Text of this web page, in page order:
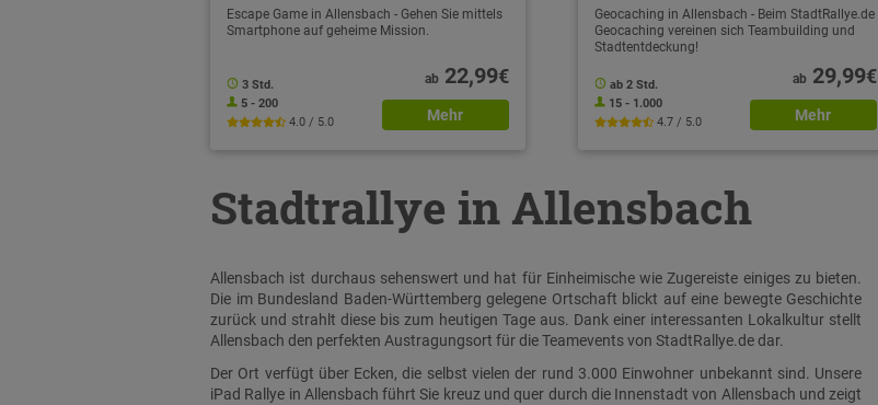
Escape Game in Allensbach - Gehen Sie mittels
Smartphone auf geheime Mission.
3 Std.
5 - 200
4.0 / 5.0
ab22,99€
Mehr
Geocaching in Allensbach - Beim StadtRallye.de
Geocaching vereinen sich Teambuilding und
Stadtentdeckung!
ab 2 Std.
15 - 1.000
4.7 / 5.0
ab29,99€
Mehr
Stadtrallye in Allensbach
Allensbach ist durchaus sehenswert und hat für Einheimische wie Zugereiste einiges zu bieten.
Die im Bundesland Baden-Württemberg gelegene Ortschaft blickt auf eine bewegte Geschichte
zurück und strahlt diese bis zum heutigen Tage aus. Dank einer interessanten Lokalkultur stellt
Allensbach den perfekten Austragungsort für die Teamevents von StadtRallye.de dar.
Der Ort verfügt über Ecken, die selbst vielen der rund 3.000 Einwohner unbekannt sind. Unsere
iPad Rallye in Allensbach führt Sie kreuz und quer durch die Innenstadt von Allensbach und zeigt